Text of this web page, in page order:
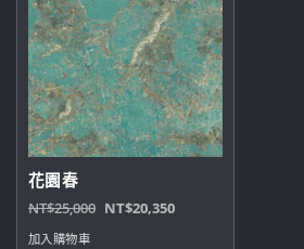
花園春
NT$25,000 原
NT$20,350
加入購物車